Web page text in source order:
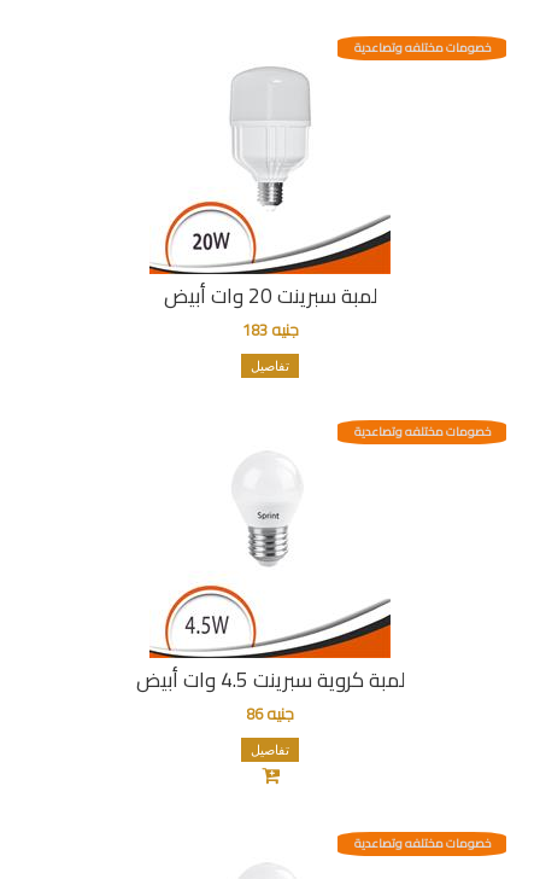
لمبة سبرينت 20 وات أبيض
خصومات مختلفه وتصاعدية
جنيه 183
تفاصيل
لمبة كروية سبرينت 4.5 وات أبيض
خصومات مختلفه وتصاعدية
جنيه 86
تفاصيل
خصومات مختلفه وتصاعدية